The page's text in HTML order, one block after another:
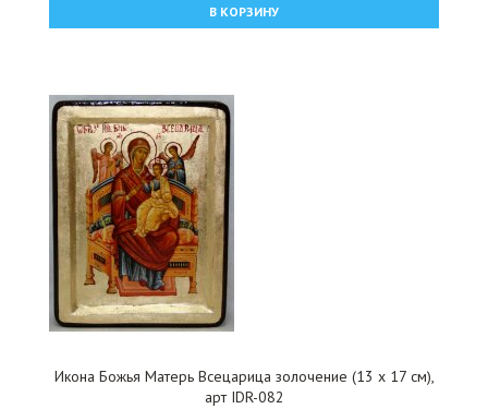
В КОРЗИНУ
Икона Божья Матерь Всецарица золочение (13 х 17 см),
арт IDR-082